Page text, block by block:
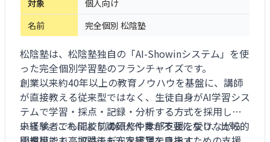
対象
個人向け
名前
完全個別 松陰塾
松陰塾は、松陰塾独自の「AI-Showinシステム」を使
った完全個別学習塾のフランチャイズです。
創業以来約40年以上の教育ノウハウを基盤に、講師
が直接教える従来型ではなく、生徒自身がAI学習シス
テムで学習・採点・記録・分析する方式を採用して
います。これにより講師人件費が不要になり、比較的
未経験者でも開校前の研修や本部支援を受けながら